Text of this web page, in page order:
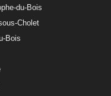
du-Bois
Cholet
Bois